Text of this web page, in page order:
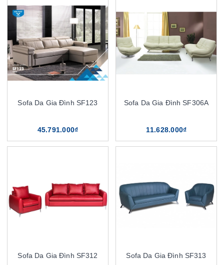
Sofa Da Gia Đình SF123
45.791.000₫
Sofa Da Gia Đình SF306A
11.628.000₫
Sofa Da Gia Đình SF312 Sofa Da Gia Đình SF313